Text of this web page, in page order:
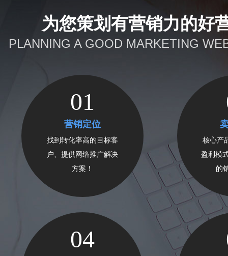
为您策划有营销力的好
PLANNING A GOOD MARKETING
01
营销定位
找到转化率高的目标客
户、提供网络推广解决
方案！
核心产
盈利模
的
04